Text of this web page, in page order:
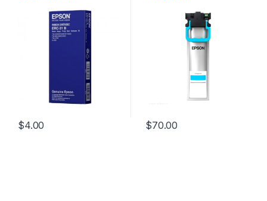
$4.00 $70.00